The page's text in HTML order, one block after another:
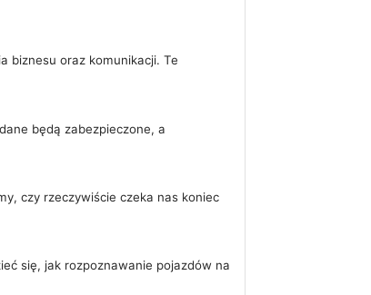
biznesu oraz komunikacji. Te
będą zabezpieczone, a
czy rzeczywiście czeka nas koniec
się, jak rozpoznawanie pojazdów na